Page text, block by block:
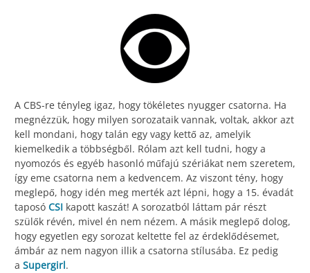
A CBS-re tényleg igaz, hogy tökéletes nyugger csatorna. Ha
megnézzük, hogy milyen sorozataik vannak, voltak, akkor azt
kell mondani, hogy talán egy vagy kettő az, amelyik
kiemelkedik a többségből. Rólam azt kell tudni, hogy a
nyomozós és egyéb hasonló műfajú szériákat nem szeretem,
így eme csatorna nem a kedvencem. Az viszont tény, hogy
meglepő, hogy idén meg merték azt lépni, hogy a 15. évadát
taposó CSI kapott kaszát! A sorozatból láttam pár részt
szülők révén, mivel én nem nézem. A másik meglepő dolog,
hogy egyetlen egy sorozat keltette fel az érdeklődésemet,
ámbár az nem nagyon illik a csatorna stílusába. Ez pedig
a Supergirl.